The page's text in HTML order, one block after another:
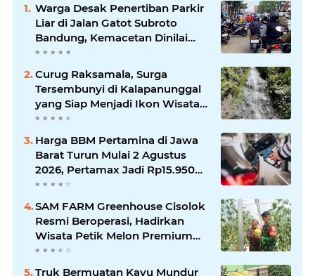
Warga Desak Penertiban Parkir
Liar di Jalan Gatot Subroto
Bandung, Kemacetan Dinilai
Makin Mengkhawatirkan
Curug Raksamala, Surga
Tersembunyi di Kalapanunggal
yang Siap Menjadi Ikon Wisata
Alam Baru Kabupaten
Harga BBM Pertamina di Jawa
Barat Turun Mulai 2 Agustus
2026, Pertamax Jadi Rp15.950
per Liter, Cek Daftar Harga
SAM FARM Greenhouse Cisolok
Resmi Beroperasi, Hadirkan
Wisata Petik Melon Premium
dan Edukasi Pertanian Modern
Truk Bermuatan Kayu Mundur